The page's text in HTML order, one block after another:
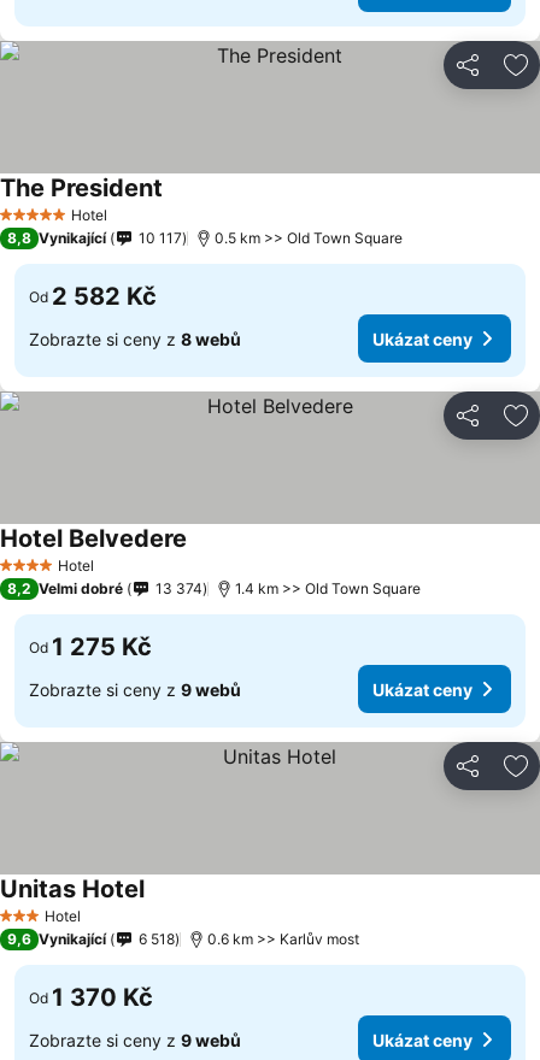
Sdílet
5 Počet hvězdiček
Hotel
The President
8,8 Vynikající 10 117 0.5 km >> Old Town Square
Od 2 582 Kč
Zobrazte si ceny z 8 webů Ukázat ceny
Sdílet
4 Počet hvězdiček
Hotel
Hotel Belvedere
8,2 Velmi dobré 13 374 1.4 km >> Old Town Square
Od 1 275 Kč
Zobrazte si ceny z 9 webů Ukázat ceny
Sdílet
3 Počet hvězdiček
Hotel
Unitas Hotel
9,6 Vynikající 6 518 0.6 km >> Karlův most
Od 1 370 Kč
Zobrazte si ceny z 9 webů Ukázat ceny